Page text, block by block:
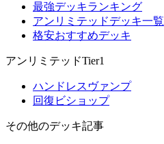
最強デッキランキング
アンリミテッドデッキ一覧
格安おすすめデッキ
アンリミテッドTier1
ハンドレスヴァンプ
回復ビショップ
その他のデッキ記事